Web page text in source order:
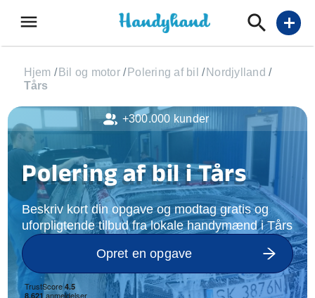
menu add
Hjem / Bil og motor / Polering af bil / Nordjylland /
Tårs
Polering af bil i Tårs
Beskriv kort din opgave og modtag gratis og
uforpligtende tilbud fra lokale handymænd i Tårs
Opret en opgave
+300.000 kunder